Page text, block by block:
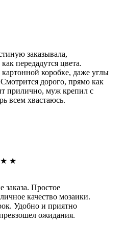
заказывала,
передадутся цвета.
коробке, даже углы
дорого, прямо как
прилично, муж крепил с
всем хвастаюсь.
★ ★
заказа. Простое
качество мозаики.
Удобно и приятно
превзошел ожидания.